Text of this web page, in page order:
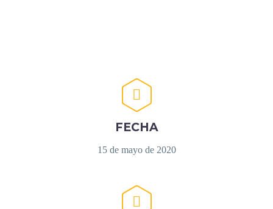


FECHA
15 de mayo de 2020

